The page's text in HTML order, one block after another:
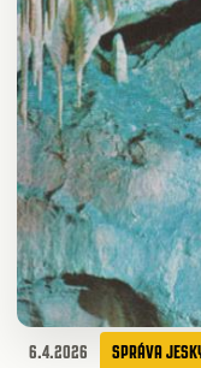
6.4.2026 SPRÁVA